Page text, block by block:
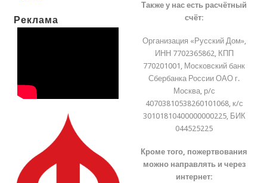
Реклама
Также у нас есть расчётный
счёт:
Организация «Русский Дом»,
ИНН 7702365862, КПП
770201001, Московский банк
Сбербанка России ОАО г.
Москва, р/с
40703810538260101068, к/с
30101810400000000225, БИК
044525225
Кроме того, пожертвования
можно направлять и через
интернет: